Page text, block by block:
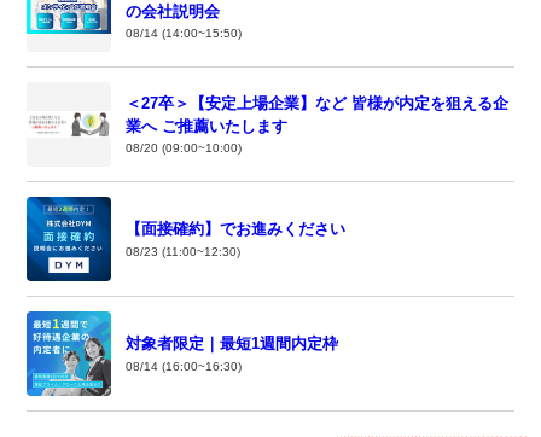
の会社説明会
08/14 (14:00~15:50)
＜27卒＞【安定上場企業】など 皆様が内定を狙える企
業へ ご推薦いたします
08/20 (09:00~10:00)
【面接確約】でお進みください
08/23 (11:00~12:30)
対象者限定｜最短1週間内定枠
08/14 (16:00~16:30)